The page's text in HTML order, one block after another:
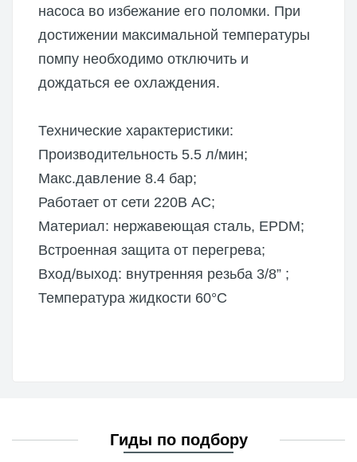
насоса во избежание его поломки. При
достижении максимальной температуры
помпу необходимо отключить и
дождаться ее охлаждения.
Технические характеристики:
Производительность 5.5 л/мин;
Макс.давление 8.4 бар;
Работает от сети 220В AC;
Материал: нержавеющая сталь, EPDM;
Встроенная защита от перегрева;
Вход/выход: внутренняя резьба 3/8” ;
Температура жидкости 60°С
Гиды по подбору